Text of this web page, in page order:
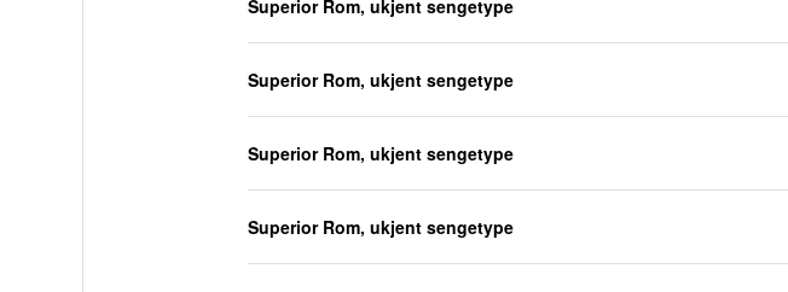
Superior Rom, ukjent sengetype
Superior Rom, ukjent sengetype
Superior Rom, ukjent sengetype
Superior Rom, ukjent sengetype